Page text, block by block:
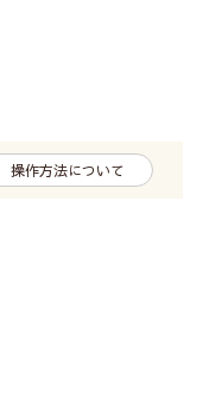
操作方法について